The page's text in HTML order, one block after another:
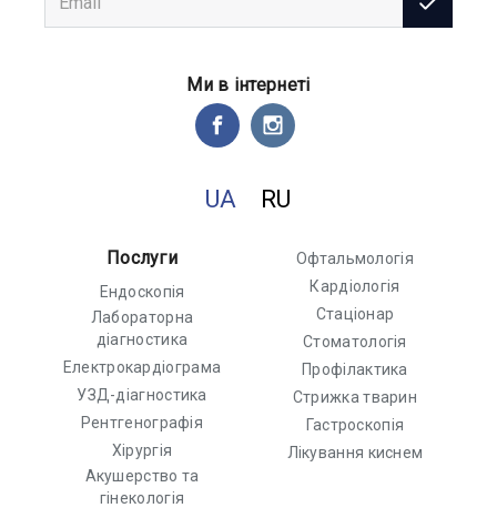
Ми в інтернеті
UA RU
Послуги
Ендоскопія
Лабораторна
діагностика
Електрокардіограма
УЗД-діагностика
Рентгенографія
Хірургія
Акушерство та
гінекологія
Офтальмологія
Кардіологія
Стаціонар
Стоматологія
Профілактика
Стрижка тварин
Гастроскопія
Лікування киснем